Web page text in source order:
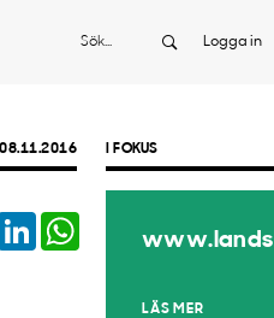
Sök Logga in
08.11.2016
LinkedIn
I FOKUS
LÄS MER